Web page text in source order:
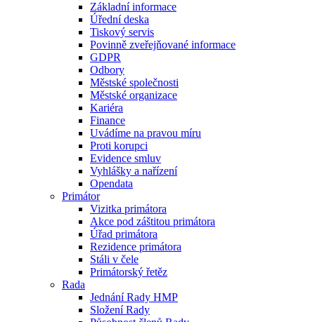
Základní informace
Úřední deska
Tiskový servis
Povinně zveřejňované informace
GDPR
Odbory
Městské společnosti
Městské organizace
Kariéra
Finance
Uvádíme na pravou míru
Proti korupci
Evidence smluv
Vyhlášky a nařízení
Opendata
Primátor
Vizitka primátora
Akce pod záštitou primátora
Úřad primátora
Rezidence primátora
Stáli v čele
Primátorský řetěz
Rada
Jednání Rady HMP
Složení Rady